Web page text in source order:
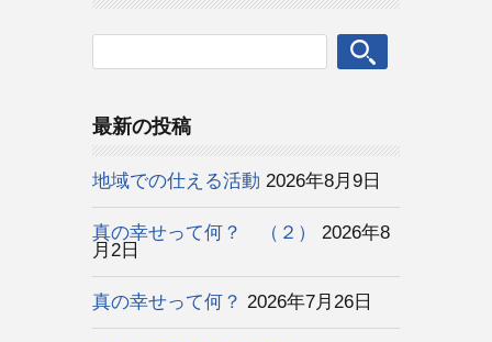
最新の投稿
地域での仕える活動 2026年8月9日
真の幸せって何？ （２）
2026年8
月2日
真の幸せって何？ 2026年7月26日